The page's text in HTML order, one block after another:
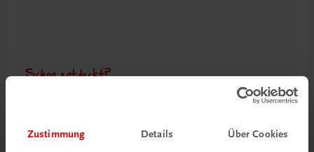
Zustimmung Details Über Cookies
Schon entdeckt?
Mehr dazu